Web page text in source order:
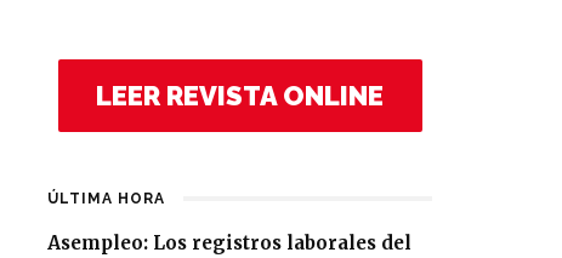
LEER REVISTA ONLINE
ÚLTIMA HORA
Asempleo: Los registros laborales del